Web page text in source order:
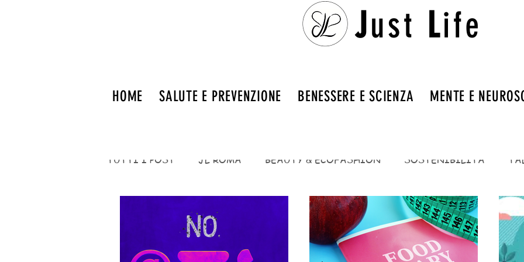
Just Life
HOME SALUTE E PREVENZIONE BENESSERE E SCIENZA MENTE E
TUTTI I POST JL ROMA BEAUTY & ECOFASHION SOSTENIBILITÀ
BENESSERE E SCIENZA BENESSERE
MENTE E NEUROSCIENZE SALUTE E PREVENZIONE